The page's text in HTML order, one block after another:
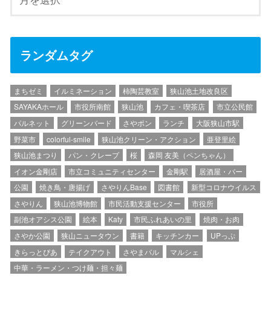
ランダムタグ
まちゼミ イルミネーション 柿陶芸教室
狭山池土地改良区
SAYAKAホール
市役所南館 狭山池 カフェ・喫茶店
市立公民館
パルネット
グリーンバード さやポン ランチ
大阪狭山市駅
野菜市
colorful-smile 狭山池クリーン・アクション
亜登里絵
狭山池まつり
パン・クレープ 桜
森岡 友美（ペンちゃん）
イオン金剛店
市立コミュニティセンター 金剛駅
居酒屋・バー
公園
焼き鳥・唐揚げ さやりんBase 図書館
新型コロナウイルス
さやりん
狭山池博物館 市民活動支援センター
市役所
副池オアシス公園
絵本 Katy 市民ふれあいの里
焼肉・お肉
さやか公園
狭山ニュータウン 書籍 キッチンカー
UPっぷ
きらっとぴあ
テイクアウト さやまバル
マルシェ
中華・ラーメン・つけ麺・担々麺